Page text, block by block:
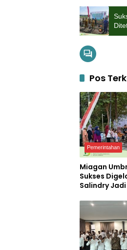
Pos
Pemerintahan
Miagan
Sukses
Salindry